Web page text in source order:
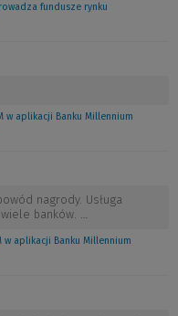
fundusze rynku
w aplikacji Banku Millennium
nagrody. Usługa
banków. …
w aplikacji Banku Millennium